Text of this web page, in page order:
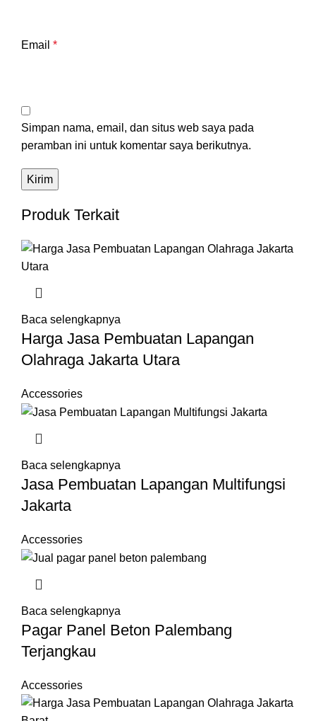
Email *
Simpan nama, email, dan situs web saya pada
peramban ini untuk komentar saya berikutnya.
Produk Terkait
Baca selengkapnya
Harga Jasa Pembuatan Lapangan
Olahraga Jakarta Utara
Accessories
Baca selengkapnya
Jasa Pembuatan Lapangan Multifungsi
Jakarta
Accessories
Baca selengkapnya
Pagar Panel Beton Palembang
Terjangkau
Accessories